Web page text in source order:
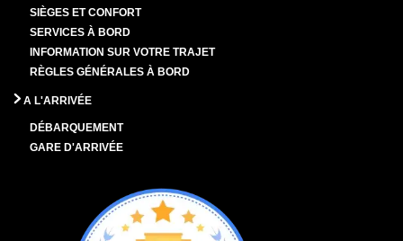
SIÈGES ET CONFORT
SERVICES À BORD
INFORMATION SUR VOTRE TRAJET
RÈGLES GÉNÉRALES À BORD
A L'ARRIVÉE
DÉBARQUEMENT
GARE D'ARRIVÉE